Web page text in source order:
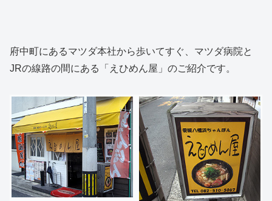
府中町にあるマツダ本社から歩いてすぐ、マツダ病院と
JRの線路の間にある「えひめん屋」のご紹介です。